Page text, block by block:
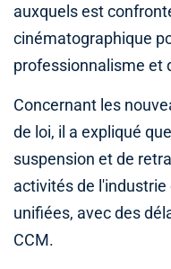
auxquels est
cinématographique
professionnalisme et
Concernant les
de loi, il a expliqué
suspension et de
activités de
unifiées, avec des
CCM.